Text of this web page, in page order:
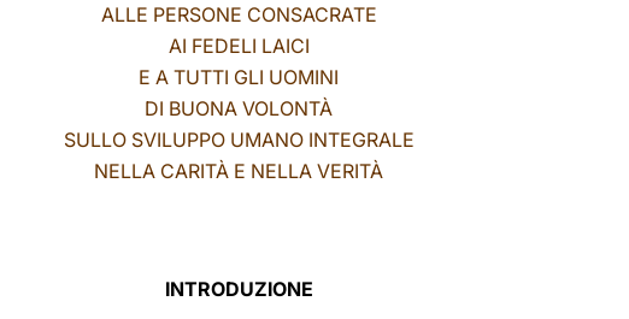
ALLE PERSONE CONSACRATE
AI FEDELI LAICI
E A TUTTI GLI UOMINI
DI BUONA VOLONTÀ
SULLO SVILUPPO UMANO INTEGRALE
NELLA CARITÀ E NELLA VERITÀ
INTRODUZIONE